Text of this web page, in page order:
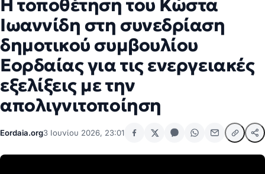
Η τοποθέτηση του Κώστα
Ιωαννίδη στη συνεδρίαση
δημοτικού συμβουλίου
Εορδαίας για τις ενεργειακές
εξελίξεις με την
απολιγνιτοποίηση
Eordaia.org3 Ιουνίου 2026, 23:01